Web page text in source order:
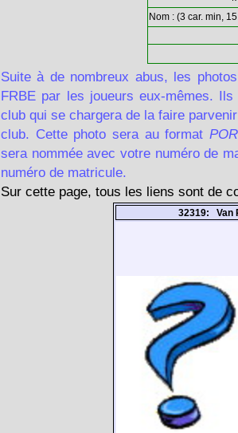
Nom : (3 car. min,
Suite à de nombreux abus, les
FRBE par les joueurs eux-mêmes.
club qui se chargera de la faire
club. Cette photo sera au format
sera nommée avec votre numéro de
numéro de matricule.
Sur cette page, tous les liens sont de
32319: Van